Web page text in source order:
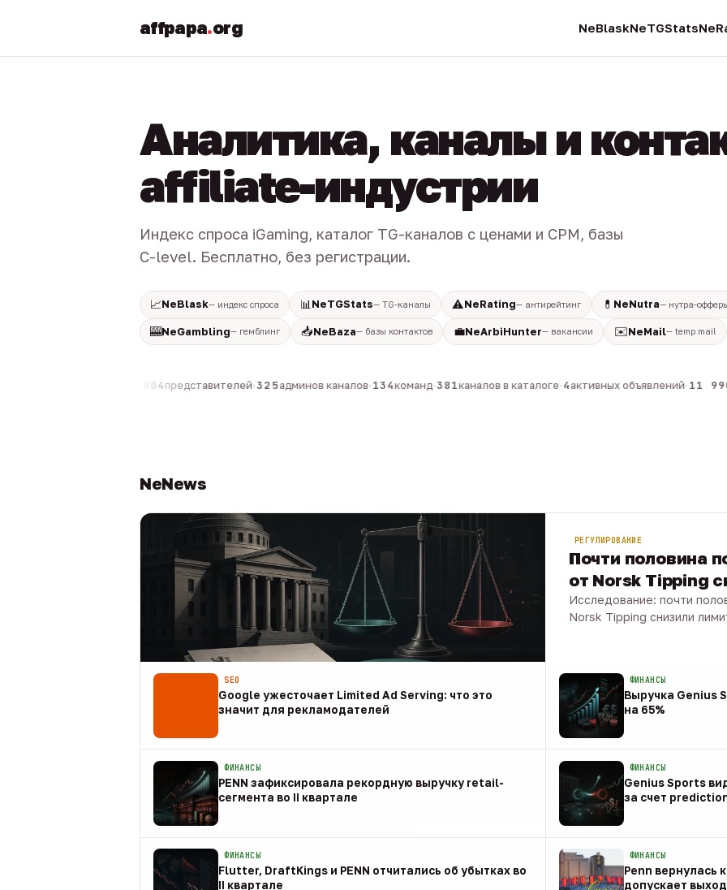
affpapa.org NeBlaskNeTGStats
Аналитика, каналы и
affiliate-индустрии
Индекс спроса iGaming, каталог TG-каналов с ценами и CPM, базы
C-level. Бесплатно, без регистрации.
📈NeBlask— индекс спроса 📊 NeTGStats— TG-каналы ⚠️NeRating— антирейтинг 💊 NeNutra— нутра-
🎰NeGambling— гемблинг 📥NeBaza— базы контактов 💼NeArbiHunter— вакансии ✉️NeMail— temp mail
804представителей·325админов каналов·134команд·381каналов в каталоге·4активных объявлений·11 990
NeNews
РЕГУЛИРОВАНИЕ
Почти половина
от Norsk Tipping
Исследование: почти
Norsk Tipping снизили
SEO
Google ужесточает Limited Ad Serving: что это
значит для рекламодателей
ФИНАНСЫ
Выручка Genius
на 65%
08 авг
ФИНАНСЫ
PENN зафиксировала рекордную выручку retail-
сегмента во II квартале
ФИНАНСЫ
Genius Sports
за счет
08 авг
ФИНАНСЫ
Flutter, DraftKings и PENN отчитались об убытках во
II квартале
ФИНАНСЫ
Penn вернулась
допускает